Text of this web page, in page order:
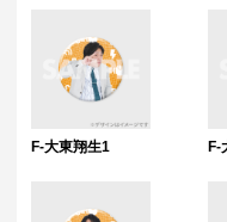
F-大東翔生1 F-